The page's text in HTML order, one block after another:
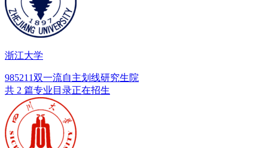
浙江大学
985211双一流自主划线研究生院
共 2 篇专业目录正在招生